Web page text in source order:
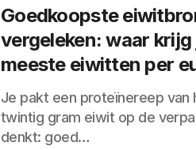
Goedkoopste
vergeleken: waar krijg
meeste eiwitten per
Je pakt een proteïnereep van
twintig gram eiwit op de
denkt: goed…